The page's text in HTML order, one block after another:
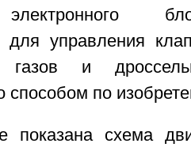
для управления
газов и
способом по
показана схема